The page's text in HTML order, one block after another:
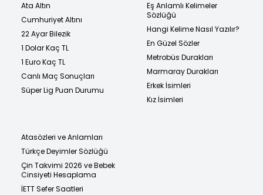
Ata Altın
Cumhuriyet Altını
22 Ayar Bilezik
1 Dolar Kaç TL
1 Euro Kaç TL
Canlı Maç Sonuçları
Süper Lig Puan Durumu
Eş Anlamlı Kelimeler
Sözlüğü
Hangi Kelime Nasıl Yazılır?
En Güzel Sözler
Metrobüs Durakları
Marmaray Durakları
Erkek İsimleri
Kız İsimleri
Atasözleri ve Anlamları
Türkçe Deyimler Sözlüğü
Çin Takvimi 2026 ve Bebek
Cinsiyeti Hesaplama
İETT Sefer Saatleri